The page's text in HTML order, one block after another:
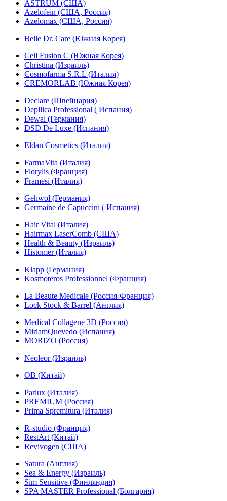
ASTRUM (США)
Azelofein (США, Россия)
Azelomax (США, Россия)
Belle Dr. Care (Южная Корея)
Cell Fusion C (Южная Корея)
Christina (Израиль)
Cosmofarma S.R.L (Италия)
CREMORLAB (Южная Корея)
Declare (Швейцария)
Depilica Professional ( Испания)
Dewal (Германия)
DSD De Luxe (Испания)
Eldan Cosmetics (Италия)
FarmaVita (Италия)
Florylis (Франция)
Framesi (Италия)
Gehwol (Германия)
Germaine de Capuccini ( Испания)
Hair Vital (Италия)
Hairmax LaserComb (США)
Health & Beauty (Израиль)
Histomer (Италия)
Klapp (Германия)
Kosmoteros Professionnel (Франция)
La Beaute Medicale (Россия-Франция)
Lock Stock & Barrel (Англия)
Medical Collagene 3D (Россия)
MiriamQuevedo (Испания)
MORIZO (Россия)
Neoleor (Израиль)
OB (Китай)
Parlux (Италия)
PREMIUM (Россия)
Prima Spremitura (Италия)
R-studio (Франция)
RestArt (Китай)
Revivogen (США)
Satura (Англия)
Sea & Energy (Израиль)
Sim Sensitive (Финляндия)
SPA MASTER Professional (Болгария)